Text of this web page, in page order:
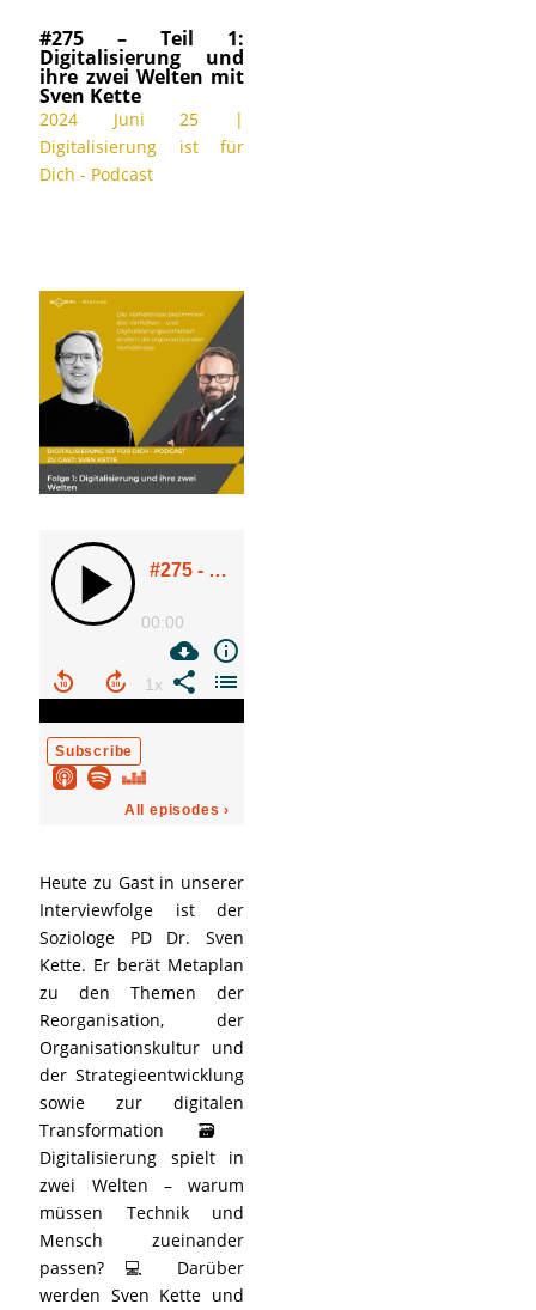
#275 – Teil 1:
Digitalisierung und
ihre zwei Welten mit
Sven Kette
2024 Juni 25 |
Digitalisierung ist für
Dich - Podcast
Heute zu Gast in unserer
Interviewfolge ist der
Soziologe PD Dr. Sven
Kette. Er berät Metaplan
zu den Themen der
Reorganisation, der
Organisationskultur und
der Strategieentwicklung
sowie zur digitalen
Transformation 🗃️
Digitalisierung spielt in
zwei Welten – warum
müssen Technik und
Mensch zueinander
passen? 💻 Darüber
werden Sven Kette und